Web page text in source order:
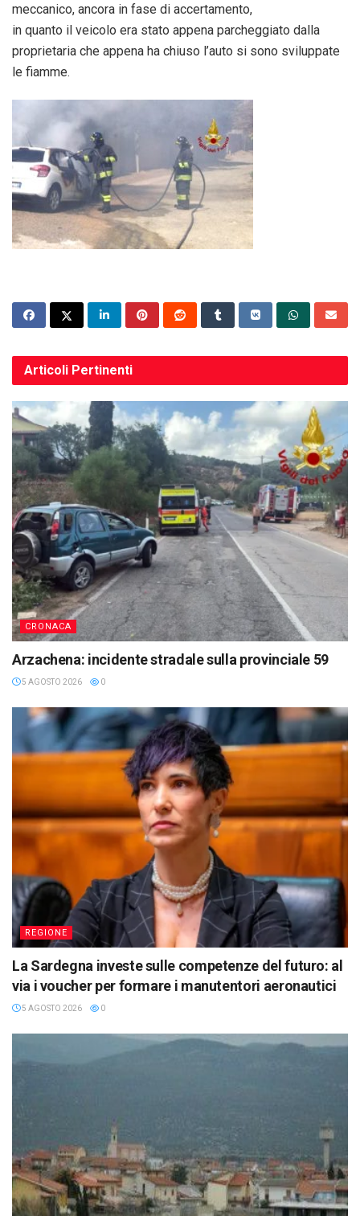
meccanico, ancora in fase di accertamento,
in quanto il veicolo era stato appena parcheggiato dalla
proprietaria che appena ha chiuso l’auto si sono sviluppate
le fiamme.
Articoli Pertinenti
CRONACA
Arzachena: incidente stradale sulla provinciale 59
5 AGOSTO 2026 0
REGIONE
La Sardegna investe sulle competenze del futuro: al
via i voucher per formare i manutentori aeronautici
5 AGOSTO 2026 0